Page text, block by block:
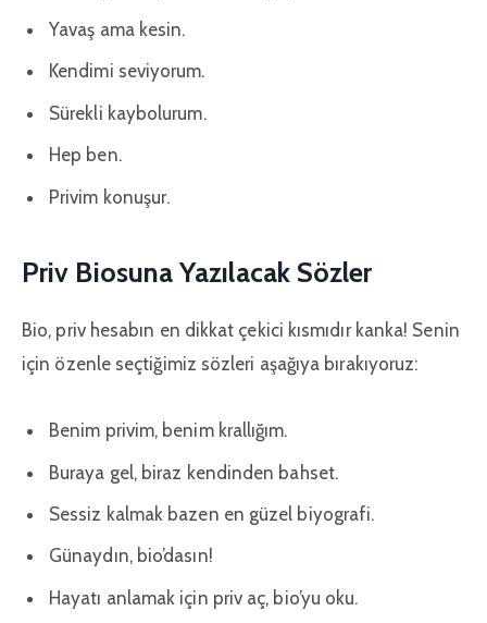
Yavaş ama kesin.
Kendimi seviyorum.
Sürekli kaybolurum.
Hep ben.
Privim konuşur.
Priv Biosuna Yazılacak Sözler
Bio, priv hesabın en dikkat çekici kısmıdır kanka! Senin
için özenle seçtiğimiz sözleri aşağıya bırakıyoruz:
Benim privim, benim krallığım.
Buraya gel, biraz kendinden bahset.
Sessiz kalmak bazen en güzel biyografi.
Günaydın, bio’dasın!
Hayatı anlamak için priv aç, bio’yu oku.